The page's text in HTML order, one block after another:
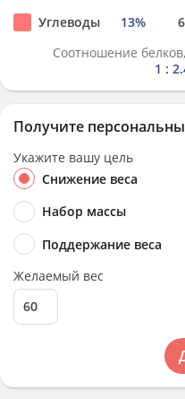
Углеводы
13% 6
Соотношение
1 :
Получите
Укажите вашу цель
Снижение веса
Набор массы
Поддержание веса
Желаемый вес